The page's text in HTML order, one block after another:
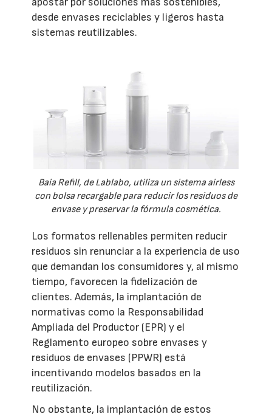
desde envases reciclables y ligeros hasta
sistemas reutilizables.
Baia Refill, de Lablabo, utiliza un sistema airless
con bolsa recargable para reducir los residuos de
envase y preservar la fórmula cosmética.
Los formatos rellenables permiten reducir
residuos sin renunciar a la experiencia de uso
que demandan los consumidores y, al mismo
tiempo, favorecen la fidelización de
clientes. Además, la implantación de
normativas como la Responsabilidad
Ampliada del Productor (EPR) y el
Reglamento europeo sobre envases y
residuos de envases (PPWR) está
incentivando modelos basados en la
reutilización.
No obstante, la implantación de estos